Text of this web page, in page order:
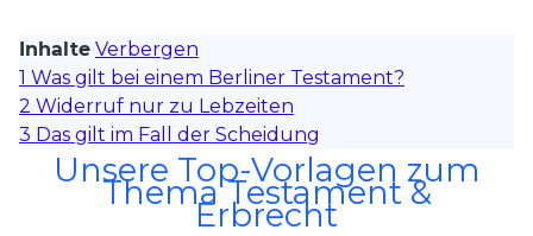
Inhalte Verbergen
1 Was gilt bei einem Berliner Testament?
2 Widerruf nur zu Lebzeiten
3 Das gilt im Fall der Scheidung
Unsere Top-Vorlagen zum
Thema Testament &
Erbrecht